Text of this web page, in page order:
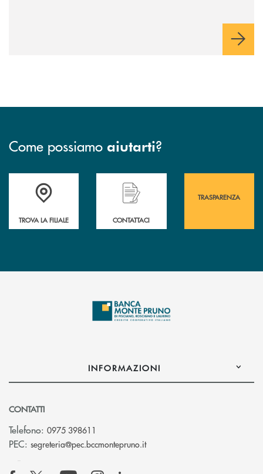
Come possiamo aiutarti?
Accedi all' elenco completo&nbsp; delle&nbsp; filiali&nbsp; di Banca
TROVA LA FILIALE
Hai bisogno di assistenza immediata?
CONTATTACI
TRASPARENZA
INFORMAZIONI
CONTATTI
Telefono: 0975 398611
PEC: segreteria@pec.bccmontepruno.it(si apre l’app di posta